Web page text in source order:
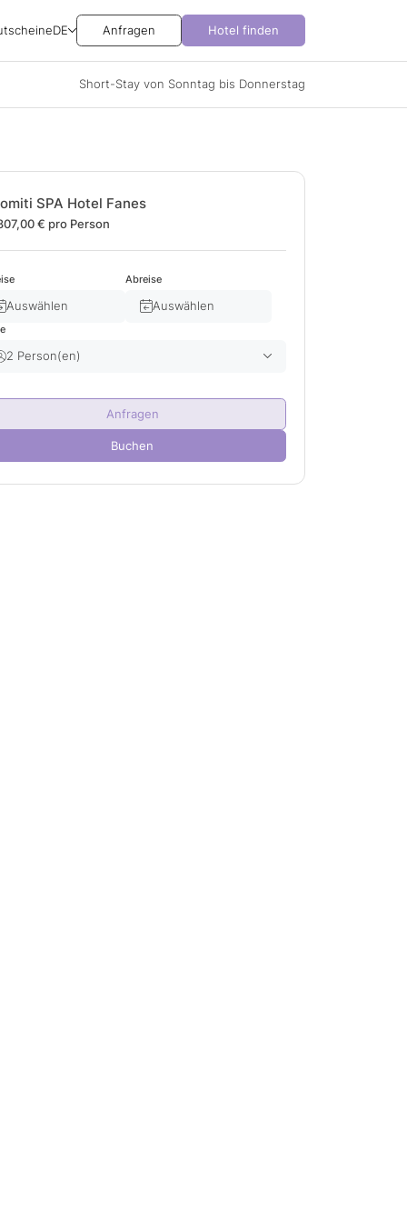
DE Anfragen Hotel finden
Short-Stay von Sonntag bis Donnerstag
SPA Hotel Fanes
€ pro Person
Auswählen
Abreise
Auswählen
2 Person(en)
0
Anfragen
Buchen